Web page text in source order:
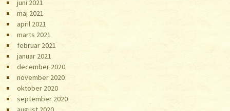
juni 2021
maj 2021
april 2021
marts 2021
februar 2021
januar 2021
december 2020
november 2020
oktober 2020
september 2020